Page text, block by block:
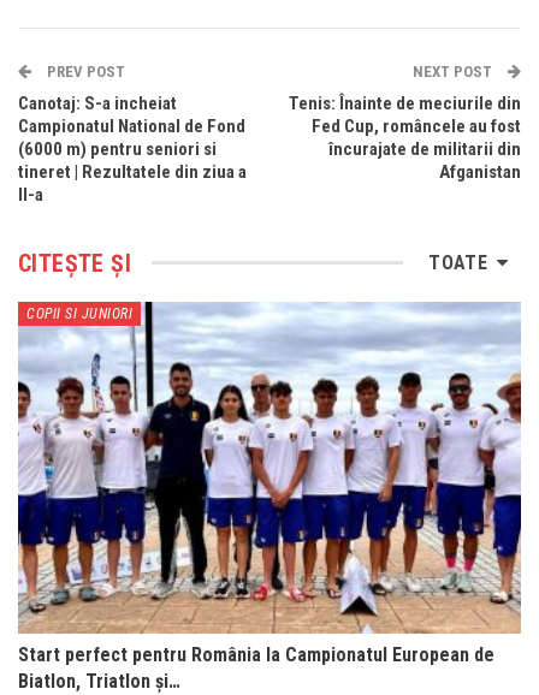
PREV POST
Canotaj: S-a incheiat
Campionatul National de Fond
(6000 m) pentru seniori si
tineret | Rezultatele din ziua a
II-a
NEXT POST
Tenis: Înainte de meciurile din
Fed Cup, româncele au fost
încurajate de militarii din
Afganistan
TOATE
CITEȘTE ȘI
COPII SI JUNIORI
Start perfect pentru România la Campionatul European de
Biatlon, Triatlon și…